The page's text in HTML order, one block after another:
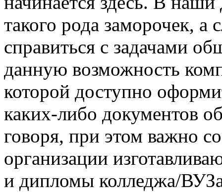
такого рода заморочек, а
справиться с задачами
данную возможность
которой доступно
каких-либо документов
говоря, при этом важно
организации
и дипломы колледжа/